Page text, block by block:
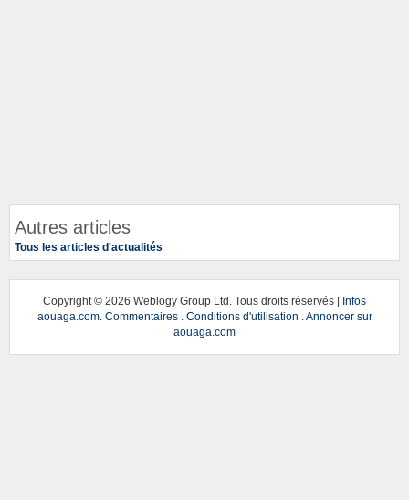
Autres articles
Tous les articles d'actualités
Copyright © 2026 Weblogy Group Ltd. Tous droits réservés |
Infos
aouaga.com. Commentaires. Conditions d'utilisation .Annoncer sur
aouaga.com